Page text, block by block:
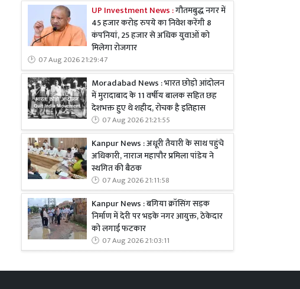
UP Investment News :गौतमबुद्ध नगर में
45 हजार करोड़ रुपये का निवेश करेंगी 8
कंपनियां, 25 हजार से अधिक युवाओं को
मिलेगा रोजगार
07 Aug 2026 21:29:47
Moradabad News : भारत छोड़ो आंदोलन
में मुरादाबाद के 11 वर्षीय बालक सहित छह
देशभक्त हुए थे शहीद, रोचक है इतिहास
07 Aug 2026 21:21:55
Kanpur News : अधूरी तैयारी के साथ पहुंचे
अधिकारी, नाराज महापौर प्रमिला पांडेय ने
स्थगित की बैठक
07 Aug 2026 21:11:58
Kanpur News : बगिया क्रॉसिंग सड़क
निर्माण में देरी पर भड़के नगर आयुक्त, ठेकेदार
को लगाई फटकार
07 Aug 2026 21:03:11